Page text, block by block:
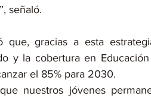
señaló.
que, gracias a esta
y la cobertura en
el 85% para 2030.
nuestros jóvenes